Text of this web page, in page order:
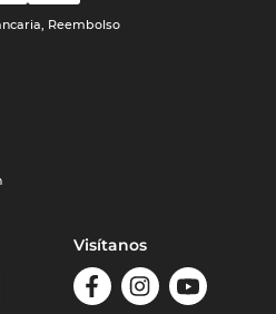
Reembolso
Visítanos